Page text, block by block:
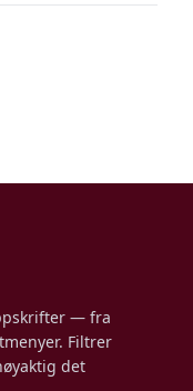
— fra
Filtrer
det